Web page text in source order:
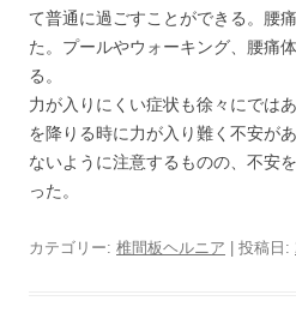
て普通に過ごすことができる。腰
た。プールやウォーキング、腰痛
る。
力が入りにくい症状も徐々にでは
を降りる時に力が入り難く不安が
ないように注意するものの、不安
った。
カテゴリー: 椎間板ヘルニア | 投稿日: